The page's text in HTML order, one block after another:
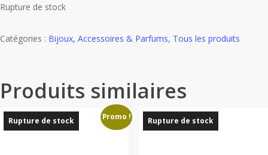
Rupture de stock
Catégories : Bijoux, Accessoires & Parfums, Tous les produits
Produits similaires
Rupture de stock Promo ! Rupture de stock